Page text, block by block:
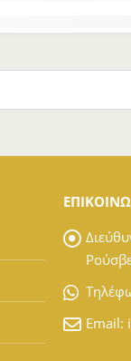
Email: